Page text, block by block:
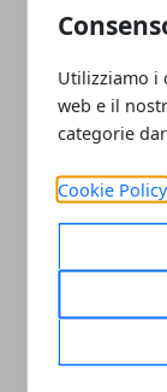
Utilizziamo i
web e il
categorie
Cookie Policy
Estate
11/12/2019